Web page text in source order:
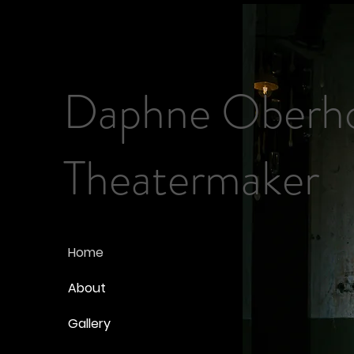
Daphne
Theatermaker
Home
About
Gallery